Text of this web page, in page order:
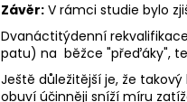
Závěr: V rámci studie bylo
Dvanáctitýdenní
patu) na běžce "přeďáky",
Ještě důležitější je, že
obuví účinněji sníží míru